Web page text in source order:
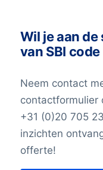
Wil je aan
van SBI
Neem contact
contactformulier
+31 (0)20 705
inzichten
offerte!